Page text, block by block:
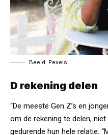
Beeld: Pexels
D rekening delen
“De meeste Gen Z’s en
om de rekening te delen,
gedurende hun hele relatie.